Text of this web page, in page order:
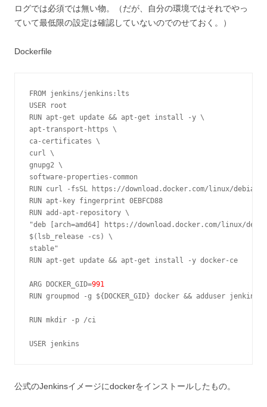
ログでは必須では無い物。（だが、自分の環境ではそれでやっ
ていて最低限の設定は確認していないのでのせておく。）
Dockerfile
FROM jenkins/jenkins:lts
USER root
RUN apt-get update && apt-get install -y \
apt-transport-https \
ca-certificates \
curl \
gnupg2 \
software-properties-common
RUN curl -fsSL https://download.docker.com/linux/
RUN apt-key fingerprint 0EBFCD88
RUN add-apt-repository \
"deb [arch=amd64] https://download.docker.com/linux/
$(lsb_release -cs) \
stable"
RUN apt-get update && apt-get install -y docker-ce
ARG DOCKER_GID=991
RUN groupmod -g ${DOCKER_GID} docker && adduser jenkins
RUN mkdir -p /ci
USER jenkins
公式のJenkinsイメージにdockerをインストールしたもの。